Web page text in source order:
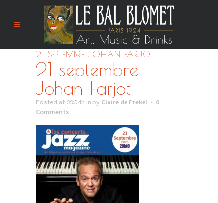
21 SEPTEMBRE JOHAN FARJOT
21 septembre
Johan Farjot
Posted at 09:54h in by Claire de Prekel
0
Comments